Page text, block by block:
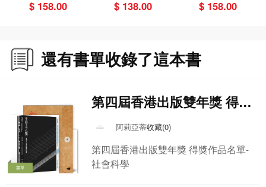
$ 158.00 $ 138.00 $ 158.00
還有書單收錄了這本書
書單
第四屆香港出版雙年獎 得獎
作品名單-社會科學
阿莉亞蒂收藏(0)
第四屆香港出版雙年獎 得獎作品名單-
社會科學